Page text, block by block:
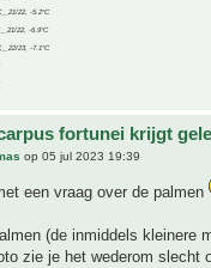
22, -5.2°C
22, -6.9°C
23, -7.1°C
fortunei krijgt
op 05 jul 2023 19:39
een vraag over de palmen
(de inmiddels kleinere
zie je het wederom slecht